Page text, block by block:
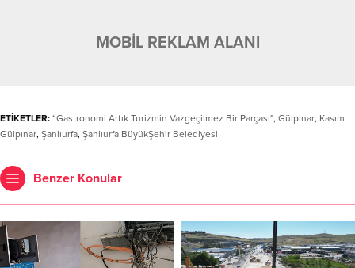
MOBİL REKLAM ALANI
ETİKETLER: “Gastronomi Artık Turizmin Vazgeçilmez Bir Parçası", Gülpınar, Kasım
Gülpınar, Şanlıurfa, Şanlıurfa BüyükŞehir Belediyesi
Benzer Konular